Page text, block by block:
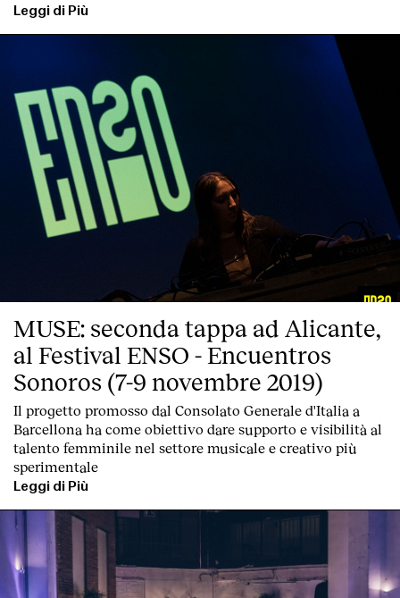
Leggi di Più
MUSE: seconda tappa ad Alicante,
al Festival ENSO - Encuentros
Sonoros (7-9 novembre 2019)
Il progetto promosso dal Consolato Generale d'Italia a
Barcellona ha come obiettivo dare supporto e visibilità al
talento femminile nel settore musicale e creativo più
sperimentale
Leggi di Più